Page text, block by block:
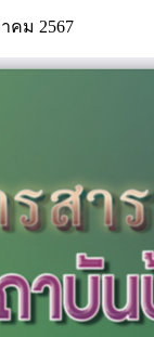
คม 2567